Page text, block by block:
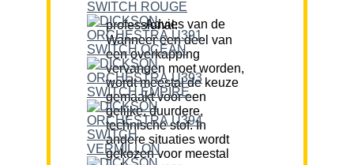
Advies van de professional:
Wanneer een deel van
een overkapping
vervangen moet worden,
wordt meestal de keuze
gemaakt voor een
gelijke, duurdere,
technische stof. In
andere situaties wordt
gekozen voor meestal